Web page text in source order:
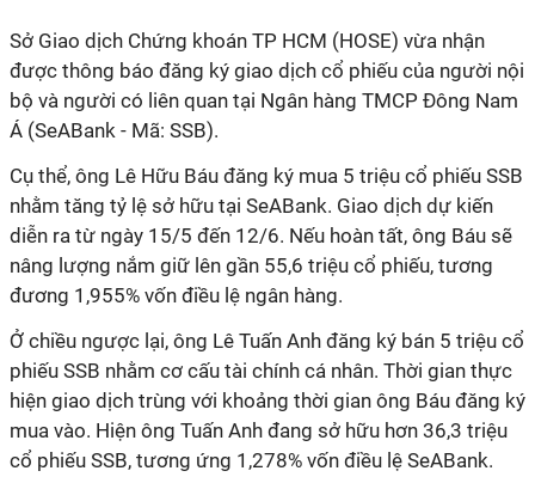
Sở Giao dịch Chứng khoán TP HCM (HOSE) vừa nhận
được thông báo đăng ký giao dịch cổ phiếu của người nội
bộ và người có liên quan tại Ngân hàng TMCP Đông Nam
Á (SeABank - Mã: SSB).
Cụ thể, ông Lê Hữu Báu đăng ký mua 5 triệu cổ phiếu SSB
nhằm tăng tỷ lệ sở hữu tại SeABank. Giao dịch dự kiến
diễn ra từ ngày 15/5 đến 12/6. Nếu hoàn tất, ông Báu sẽ
nâng lượng nắm giữ lên gần 55,6 triệu cổ phiếu, tương
đương 1,955% vốn điều lệ ngân hàng.
Ở chiều ngược lại, ông Lê Tuấn Anh đăng ký bán 5 triệu cổ
phiếu SSB nhằm cơ cấu tài chính cá nhân. Thời gian thực
hiện giao dịch trùng với khoảng thời gian ông Báu đăng ký
mua vào. Hiện ông Tuấn Anh đang sở hữu hơn 36,3 triệu
cổ phiếu SSB, tương ứng 1,278% vốn điều lệ SeABank.